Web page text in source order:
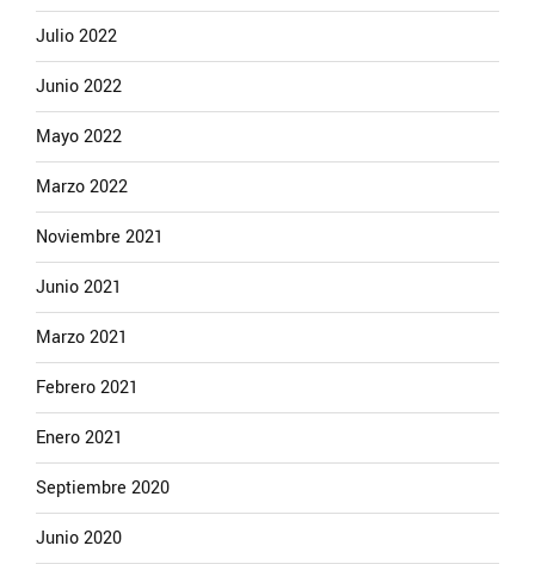
Julio 2022
Junio 2022
Mayo 2022
Marzo 2022
Noviembre 2021
Junio 2021
Marzo 2021
Febrero 2021
Enero 2021
Septiembre 2020
Junio 2020